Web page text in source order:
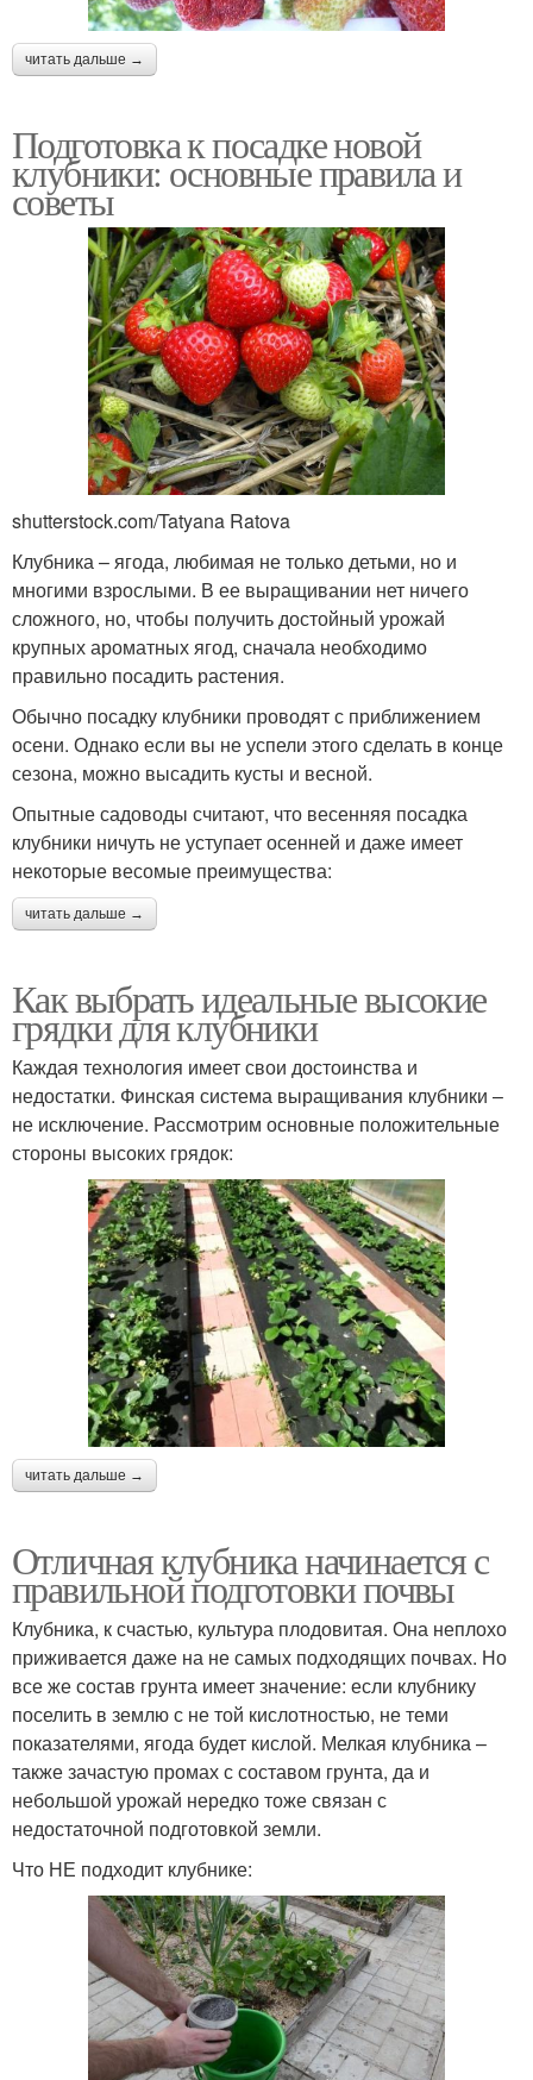
читать дальше →
Подготовка к посадке новой
клубники: основные правила и
советы
shutterstock.com/Tatyana Ratova
Клубника – ягода, любимая не только детьми, но и
многими взрослыми. В ее выращивании нет ничего
сложного, но, чтобы получить достойный урожай
крупных ароматных ягод, сначала необходимо
правильно посадить растения.
Обычно посадку клубники проводят с приближением
осени. Однако если вы не успели этого сделать в конце
сезона, можно высадить кусты и весной.
Опытные садоводы считают, что весенняя посадка
клубники ничуть не уступает осенней и даже имеет
некоторые весомые преимущества:
читать дальше →
Как выбрать идеальные высокие
грядки для клубники
Каждая технология имеет свои достоинства и
недостатки. Финская система выращивания клубники –
не исключение. Рассмотрим основные положительные
стороны высоких грядок:
читать дальше →
Отличная клубника начинается с
правильной подготовки почвы
Клубника, к счастью, культура плодовитая. Она неплохо
приживается даже на не самых подходящих почвах. Но
все же состав грунта имеет значение: если клубнику
поселить в землю с не той кислотностью, не теми
показателями, ягода будет кислой. Мелкая клубника –
также зачастую промах с составом грунта, да и
небольшой урожай нередко тоже связан с
недостаточной подготовкой земли.
Что НЕ подходит клубнике: